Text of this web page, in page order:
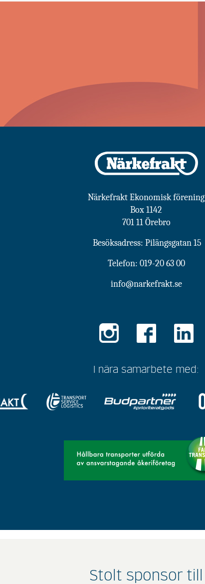
Närkefrakt Ekonomisk förening
Box 1142
701 11 Örebro
Besöksadress: Pilängsgatan 15
Telefon: 019-20 63 00
info@narkefrakt.se
I nära samarbete med:
Stolt sponsor till